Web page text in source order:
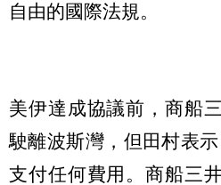
自由的國際法規。
美伊達成協議前，商船
駛離波斯灣，但田村表
支付任何費用。商船三